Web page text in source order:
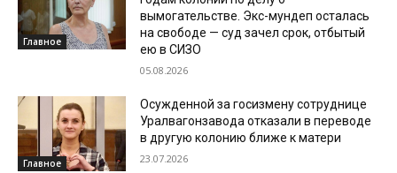
Главное
вымогательстве. Экс-мундеп осталась
на свободе — суд зачел срок, отбытый
ею в СИЗО
05.08.2026
Главное
Осужденной за госизмену сотруднице
Уралвагонзавода отказали в переводе
в другую колонию ближе к матери
23.07.2026